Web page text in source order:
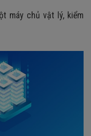
máy chủ vật lý, kiểm